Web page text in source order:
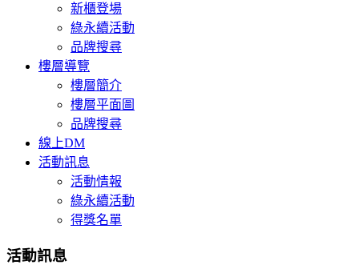
新櫃登場
綠永續活動
品牌搜尋
樓層導覽
樓層簡介
樓層平面圖
品牌搜尋
線上DM
活動訊息
活動情報
綠永續活動
得獎名單
活動訊息